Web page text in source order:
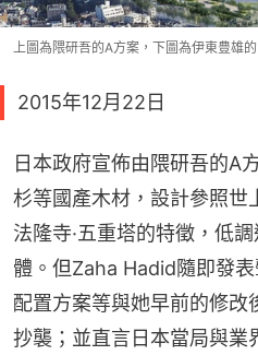
上圖為隈研吾的A方案，下圖為伊東豊雄的
2015年12月22日
日本政府宣佈由隈研吾的A
杉等國產木材，設計參照
法隆寺·五重塔的特徵，低
體。但Zaha Hadid隨即發
配置方案等與她早前的修改
抄襲；並直言日本當局與業